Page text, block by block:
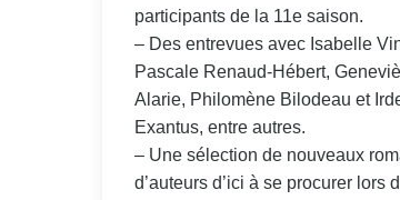
participants de la 11e saison.
– Des entrevues avec Isabelle
Pascale Renaud-Hébert,
Alarie, Philomène Bilodeau et
Exantus, entre autres.
– Une sélection de nouveaux
d’auteurs d’ici à se procurer lors